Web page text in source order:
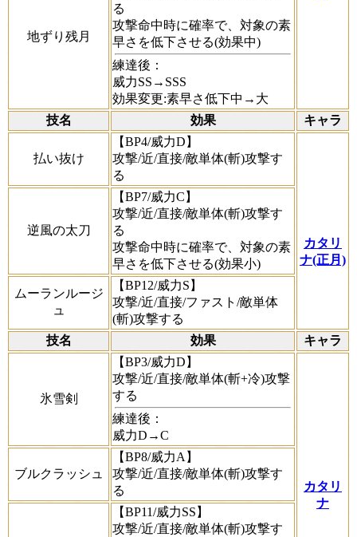
地ずり残月
る
攻撃命中時に確率で、対象の素
早さを低下させる(効果中)
練達後：
威力SS→SSS
効果変更:素早さ低下中→大
技名
効果 キャラ
払い抜け
【BP4/威力D】
攻撃/近/直接/敵単体(斬)攻撃す
る
カタリ
ナ(正月)
逆風の太刀
【BP7/威力C】
攻撃/近/直接/敵単体(斬)攻撃す
る
攻撃命中時に確率で、対象の素
早さを低下させる(効果小)
ムーランルージ
ュ
【BP12/威力S】
攻撃/近/直接/ファスト/敵単体
(斬)攻撃する
技名
効果 キャラ
氷雪剣
【BP3/威力D】
攻撃/近/直接/敵単体(斬+冷)攻撃
する
練達後：
威力D→C
カタリ
ナ
ブルクラッシュ
【BP8/威力A】
攻撃/近/直接/敵単体(斬)攻撃す
る
【BP11/威力SS】
攻撃/近/直接/敵単体(斬)攻撃す